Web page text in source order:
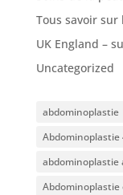
Tous savoir sur
UK England –
Uncategorized
abdominoplastie
Abdominoplastie
abdominoplastie
Abdominoplastie